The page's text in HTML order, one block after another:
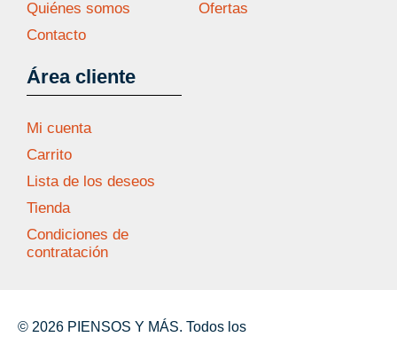
Quiénes somos
Contacto
Área cliente
Mi cuenta
Carrito
Lista de los deseos
Tienda
Condiciones de
contratación
Ofertas
© 2026 PIENSOS Y MÁS. Todos los